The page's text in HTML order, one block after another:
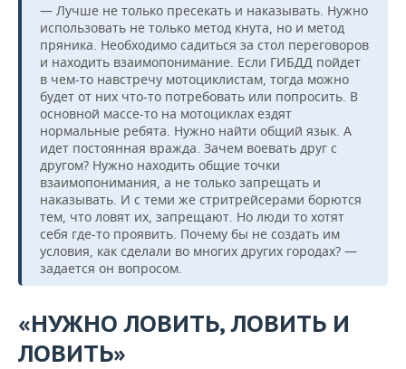
— Лучше не только пресекать и наказывать. Нужно
использовать не только метод кнута, но и метод
пряника. Необходимо садиться за стол переговоров
и находить взаимопонимание. Если ГИБДД пойдет
в чем-то навстречу мотоциклистам, тогда можно
будет от них что-то потребовать или попросить. В
основной массе-то на мотоциклах ездят
нормальные ребята. Нужно найти общий язык. А
идет постоянная вражда. Зачем воевать друг с
другом? Нужно находить общие точки
взаимопонимания, а не только запрещать и
наказывать. И с теми же стритрейсерами борются
тем, что ловят их, запрещают. Но люди то хотят
себя где-то проявить. Почему бы не создать им
условия, как сделали во многих других городах? —
задается он вопросом.
«НУЖНО ЛОВИТЬ, ЛОВИТЬ И
ЛОВИТЬ»